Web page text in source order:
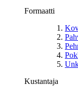
Formaatti
Kustantaja